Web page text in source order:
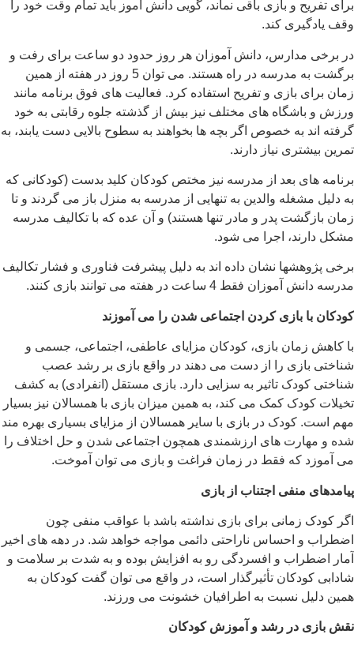
برای تفریح و بازی باقی نماند، گویی دانش آموز باید تمام وقت خود را
وقف یادگیری کند.
در برخی مدارس، دانش آموزان هر روز حدود دو ساعت برای رفت و
برگشت به مدرسه در راه هستند. می توان 5 روز در هفته از همین
زمان برای بازی و تفریح استفاده کرد. فعالیت های فوق برنامه مانند
ورزش و باشگاه های مختلف نیز بیش از گذشته جلوه رقابتی به خود
گرفته اند به خصوص اگر بچه ها بخواهند به سطوح بالایی دست یابند، به
تمرین بیشتری نیاز دارند.
برنامه های بعد از مدرسه نیز مختص کودکان کلید بدست (کودکانی که
به دلیل مشغله والدین به تنهایی از مدرسه به منزل باز می گردند و تا
زمان بازگشت پدر و مادر تنها هستند) و آن عده که با تکالیف مدرسه
مشکل دارند، اجرا می شود.
برخی پژوهشها نشان داده اند به دلیل پیشرفت فناوری و فشار تکالیف
مدرسه دانش آموزان فقط 4 ساعت در هفته می توانند بازی کنند.
کودکان با بازی کردن اجتماعی شدن را می آموزند
با کاهش زمان بازی، کودکان مزایای عاطفی، اجتماعی، جسمی و
شناختی بازی را از دست می دهند در واقع بازی بر رشد عصب
شناختی کودک تاثیر به سزایی دارد. بازی مستقل (انفرادی) به کشف
تخیلات کودک کمک می کند، به همین میزان بازی با همسالان نیز بسیار
مهم است. کودک در بازی با سایر همسالان از مزایای بسیاری بهره مند
شده و مهارت های ارزشمندی همچون اجتماعی شدن و حل اختلاف را
می آموزد که فقط در زمان فراغت و بازی می توان آموخت.
پیامدهای منفی اجتناب از بازی
اگر کودک زمانی برای بازی نداشته باشد با عواقب منفی چون
اضطراب و احساس ناراحتی دائمی مواجه خواهد شد. در دهه های اخیر
آمار اضطراب و افسردگی رو به افزایش بوده و به شدت بر سلامت و
شادابی کودکان تأثیرگذار است، در واقع می توان گفت کودکان به
همین دلیل نسبت به اطرافیان خشونت می ورزند.
نقش بازی در رشد و آموزش کودکان